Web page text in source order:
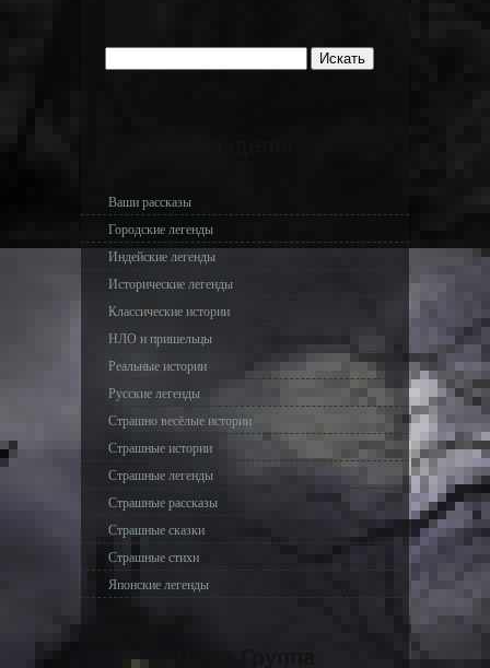
Ваши рассказы
Городские легенды
Индейские легенды
Исторические легенды
Классические истории
НЛО и пришельцы
Реальные истории
Русские легенды
Страшно весёлые истории
Страшные истории
Страшные легенды
Страшные рассказы
Страшные сказки
Страшные стихи
Японские легенды